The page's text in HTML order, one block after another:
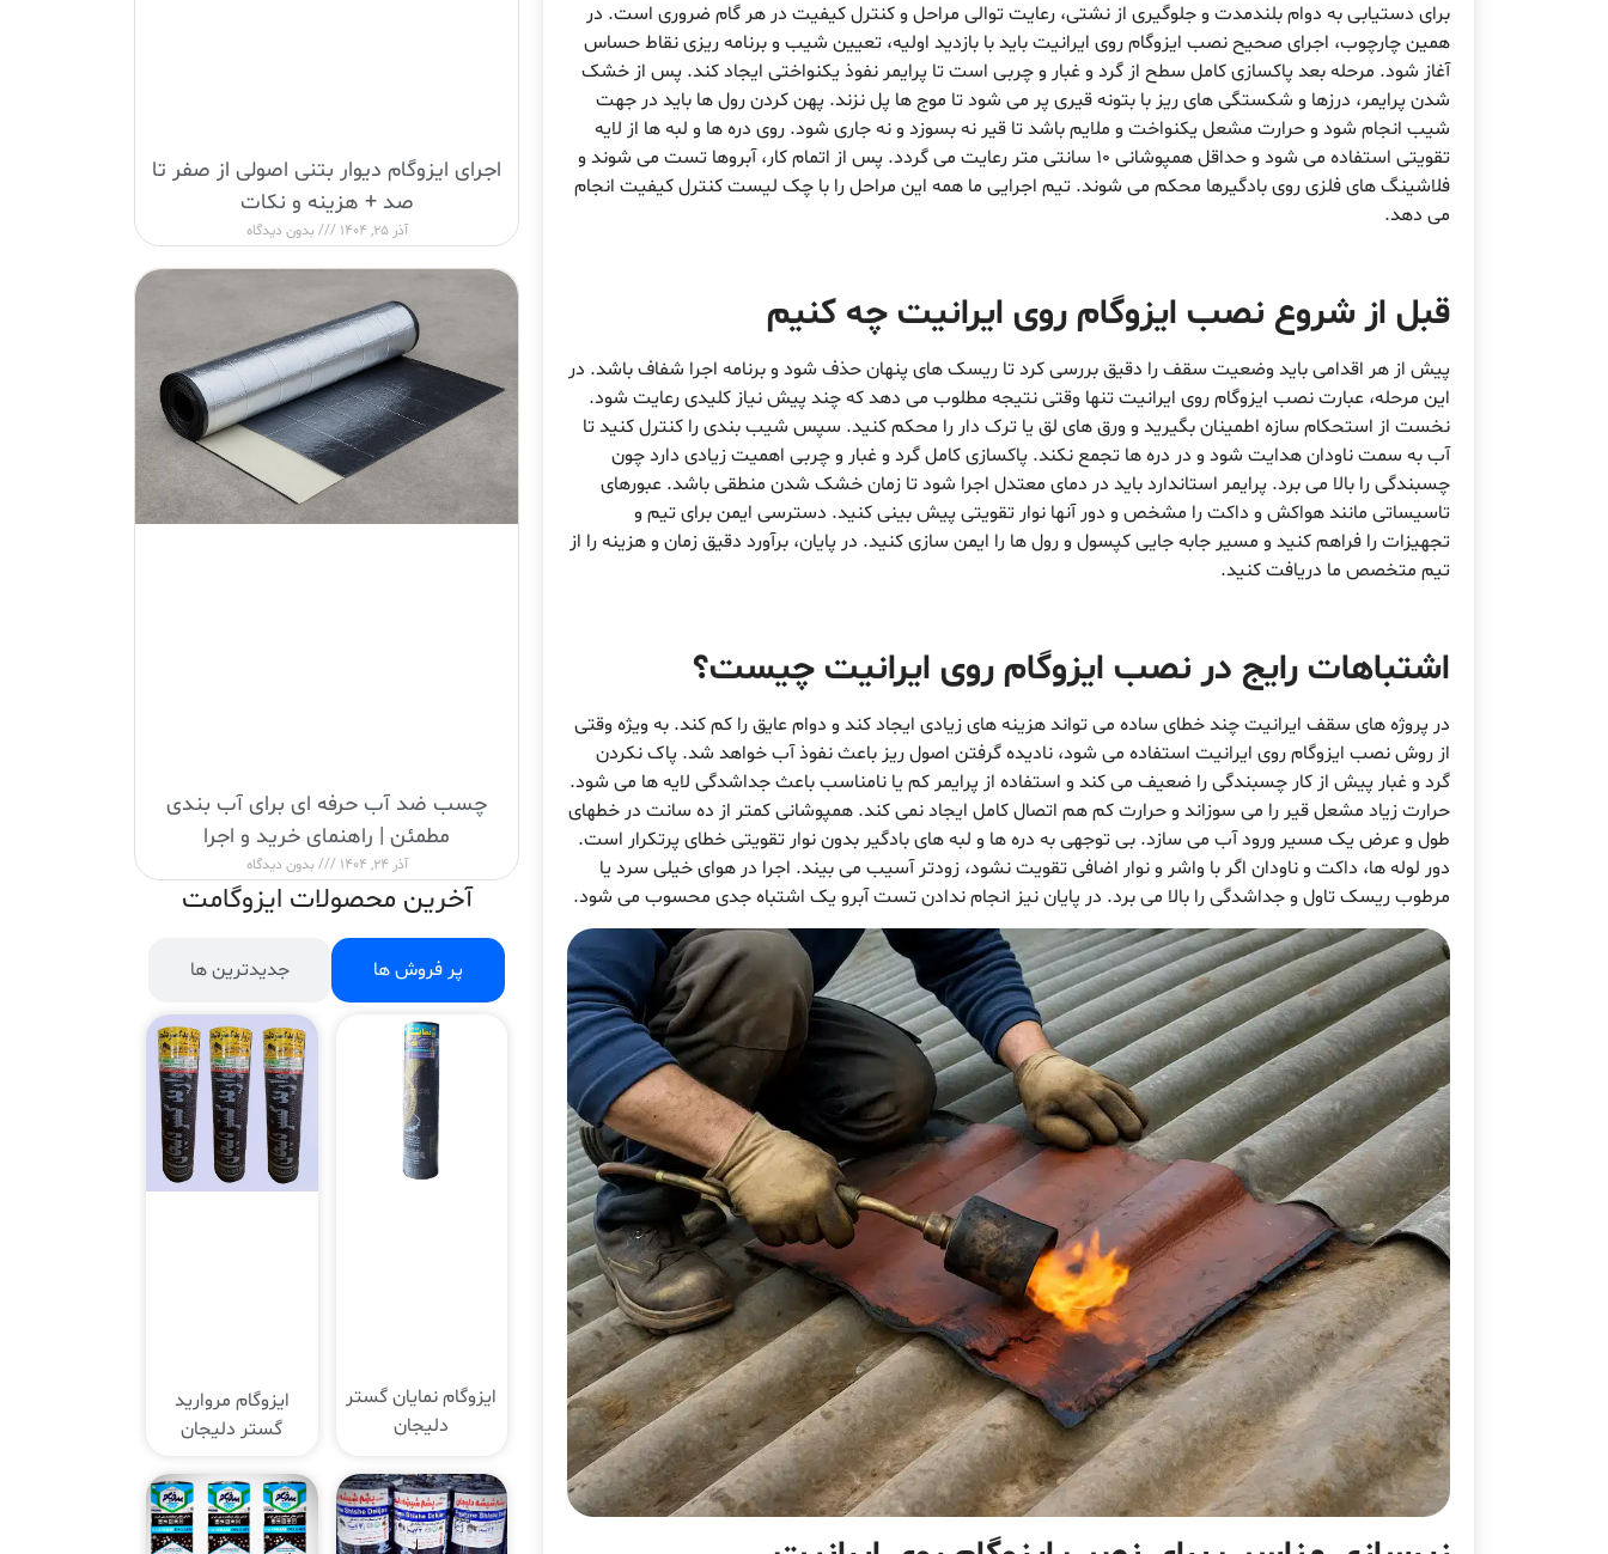
برای دستیابی به دوام بلندمدت و جلوگیری از نشتی، رعایت توالی مراحل و کنترل کیفیت در هر گام ضروری است. در
همین چارچوب، اجرای صحیح نصب ایزوگام روی ایرانیت باید با بازدید اولیه، تعیین شیب و برنامه ریزی نقاط حساس
آغاز شود. مرحله بعد پاکسازی کامل سطح از گرد و غبار و چربی است تا پرایمر نفوذ یکنواختی ایجاد کند. پس از خشک
شدن پرایمر، درزها و شکستگی های ریز با بتونه قیری پر می شود تا موج ها پل نزند. پهن کردن رول ها باید در جهت
شیب انجام شود و حرارت مشعل یکنواخت و ملایم باشد تا قیر نه بسوزد و نه جاری شود. روی دره ها و لبه ها از لایه
تقویتی استفاده می شود و حداقل همپوشانی 10 سانتی متر رعایت می گردد. پس از اتمام کار، آبروها تست می شوند و
فلاشینگ های فلزی روی بادگیرها محکم می شوند. تیم اجرایی ما همه این مراحل را با چک لیست کنترل کیفیت انجام
می دهد.
قبل از شروع نصب ایزوگام روی ایرانیت چه کنیم
پیش از هر اقدامی باید وضعیت سقف را دقیق بررسی کرد تا ریسک های پنهان حذف شود و برنامه اجرا شفاف باشد. در
این مرحله، عبارت نصب ایزوگام روی ایرانیت تنها وقتی نتیجه مطلوب می دهد که چند پیش نیاز کلیدی رعایت شود.
نخست از استحکام سازه اطمینان بگیرید و ورق های لق یا ترک دار را محکم کنید. سپس شیب بندی را کنترل کنید تا
آب به سمت ناودان هدایت شود و در دره ها تجمع نکند. پاکسازی کامل گرد و غبار و چربی اهمیت زیادی دارد چون
چسبندگی را بالا می برد. پرایمر استاندارد باید در دمای معتدل اجرا شود تا زمان خشک شدن منطقی باشد. عبورهای
تاسیساتی مانند هواکش و داکت را مشخص و دور آنها نوار تقویتی پیش بینی کنید. دسترسی ایمن برای تیم و
تجهیزات را فراهم کنید و مسیر جابه جایی کپسول و رول ها را ایمن سازی کنید. در پایان، برآورد دقیق زمان و هزینه را از
تیم متخصص ما دریافت کنید.
اشتباهات رایج در نصب ایزوگام روی ایرانیت چیست؟
در پروژه های سقف ایرانیت چند خطای ساده می تواند هزینه های زیادی ایجاد کند و دوام عایق را کم کند. به ویژه وقتی
از روش نصب ایزوگام روی ایرانیت استفاده می شود، نادیده گرفتن اصول ریز باعث نفوذ آب خواهد شد. پاک نکردن
گرد و غبار پیش از کار چسبندگی را ضعیف می کند و استفاده از پرایمر کم یا نامناسب باعث جداشدگی لایه ها می شود.
حرارت زیاد مشعل قیر را می سوزاند و حرارت کم هم اتصال کامل ایجاد نمی کند. همپوشانی کمتر از ده سانت در خطهای
طول و عرض یک مسیر ورود آب می سازد. بی توجهی به دره ها و لبه های بادگیر بدون نوار تقویتی خطای پرتکرار است.
دور لوله ها، داکت و ناودان اگر با واشر و نوار اضافی تقویت نشود، زودتر آسیب می بیند. اجرا در هوای خیلی سرد یا
مرطوب ریسک تاول و جداشدگی را بالا می برد. در پایان نیز انجام ندادن تست آبرو یک اشتباه جدی محسوب می شود.
اجرای ایزوگام دیوار بتنی اصولی از صفر تا
صد + هزینه و نکات
آذر 25, 1404 بدون دیدگاه
چسب ضد آب حرفه ای برای آب بندی
مطمئن | راهنمای خرید و اجرا
آذر 24, 1404 بدون دیدگاه
آخرین محصولات ایزوگامت
پر فروش ها جدیدترین ها
ایزوگام نمایان گستر
دلیجان
ایزوگام مروارید
گستر دلیجان